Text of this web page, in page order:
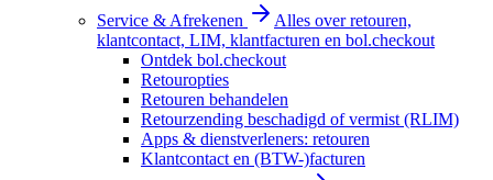
Service & Afrekenen
Alles over retouren,
klantcontact, LIM, klantfacturen en bol.checkout
Ontdek bol.checkout
Retouropties
Retouren behandelen
Retourzending beschadigd of vermist (RLIM)
Apps & dienstverleners: retouren
Klantcontact en (BTW-)facturen